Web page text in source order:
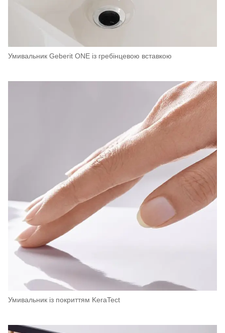
Умивальник Geberit ONE із гребінцевою вставкою
Умивальник із покриттям KeraTect